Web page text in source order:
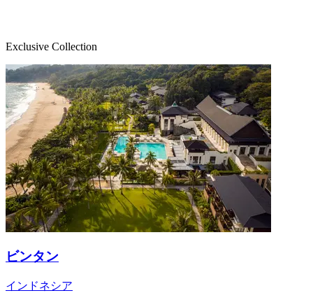
Exclusive Collection
ビンタン
インドネシア